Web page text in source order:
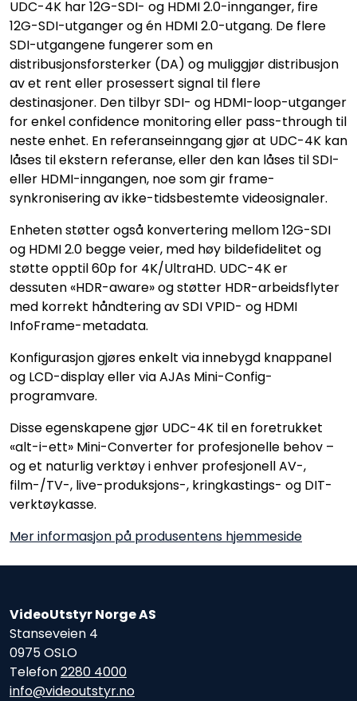
UDC-4K har 12G-SDI- og HDMI 2.0-innganger, fire
12G-SDI-utganger og én HDMI 2.0-utgang. De flere
SDI-utgangene fungerer som en
distribusjonsforsterker (DA) og muliggjør distribusjon
av et rent eller prosessert signal til flere
destinasjoner. Den tilbyr SDI- og HDMI-loop-utganger
for enkel confidence monitoring eller pass-through til
neste enhet. En referanseinngang gjør at UDC-4K kan
låses til ekstern referanse, eller den kan låses til SDI-
eller HDMI-inngangen, noe som gir frame-
synkronisering av ikke-tidsbestemte videosignaler.
Enheten støtter også konvertering mellom 12G-SDI
og HDMI 2.0 begge veier, med høy bildefidelitet og
støtte opptil 60p for 4K/UltraHD. UDC-4K er
dessuten «HDR-aware» og støtter HDR-arbeidsflyter
med korrekt håndtering av SDI VPID- og HDMI
InfoFrame-metadata.
Konfigurasjon gjøres enkelt via innebygd knappanel
og LCD-display eller via AJAs Mini-Config-
programvare.
Disse egenskapene gjør UDC-4K til en foretrukket
«alt-i-ett» Mini-Converter for profesjonelle behov –
og et naturlig verktøy i enhver profesjonell AV-,
film-/TV-, live-produksjons-, kringkastings- og DIT-
verktøykasse.
Mer informasjon på produsentens hjemmeside
VideoUtstyr Norge AS
Stanseveien 4
0975 OSLO
Telefon2280 4000
info@videoutstyr.no